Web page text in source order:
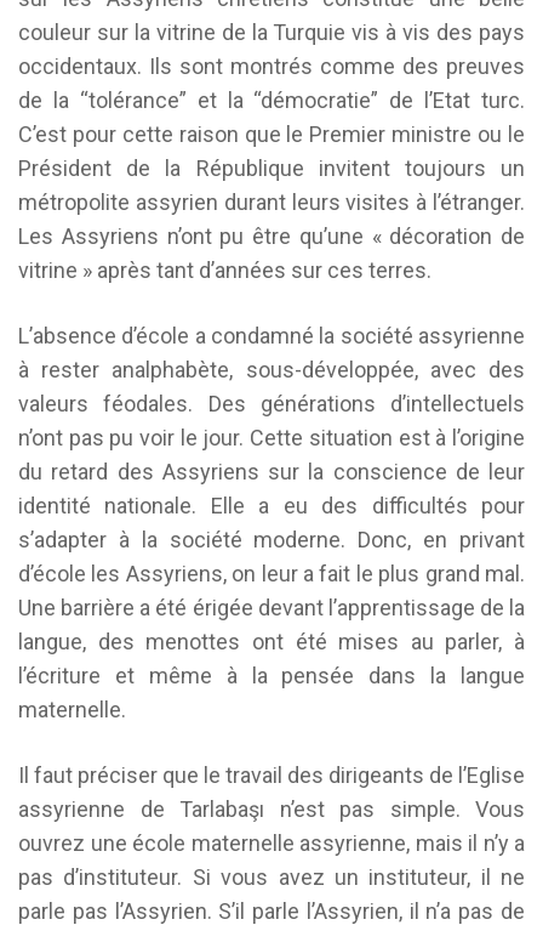
couleur sur la vitrine de la Turquie vis à vis des pays
occidentaux. Ils sont montrés comme des preuves
de la “tolérance” et la “démocratie” de l’Etat turc.
C’est pour cette raison que le Premier ministre ou le
Président de la République invitent toujours un
métropolite assyrien durant leurs visites à l’étranger.
Les Assyriens n’ont pu être qu’une « décoration de
vitrine » après tant d’années sur ces terres.
L’absence d’école a condamné la société assyrienne
à rester analphabète, sous-développée, avec des
valeurs féodales. Des générations d’intellectuels
n’ont pas pu voir le jour. Cette situation est à l’origine
du retard des Assyriens sur la conscience de leur
identité nationale. Elle a eu des difficultés pour
s’adapter à la société moderne. Donc, en privant
d’école les Assyriens, on leur a fait le plus grand mal.
Une barrière a été érigée devant l’apprentissage de la
langue, des menottes ont été mises au parler, à
l’écriture et même à la pensée dans la langue
maternelle.
Il faut préciser que le travail des dirigeants de l’Eglise
assyrienne de Tarlabaşı n’est pas simple. Vous
ouvrez une école maternelle assyrienne, mais il n’y a
pas d’instituteur. Si vous avez un instituteur, il ne
parle pas l’Assyrien. S’il parle l’Assyrien, il n’a pas de